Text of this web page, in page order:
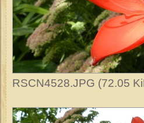
RSCN4528.JPG (72.05